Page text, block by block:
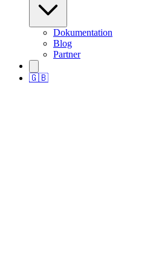
Dokumentation
Blog
Partner
🇬🇧